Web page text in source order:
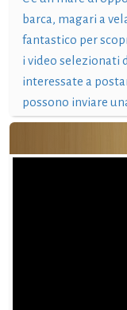
barca, magari a
fantastico per
i video selezionati
interessate a
possono inviare